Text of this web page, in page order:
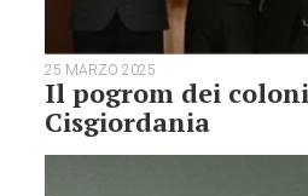
25 MARZO 2025
Il pogrom dei
Cisgiordania